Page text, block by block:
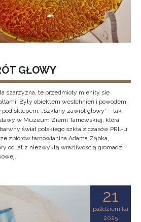
GŁOWY
szarzyzna, te przedmioty mieniły się
Były obiektem westchnień i powodem,
sklepem. „Szklany zawrót głowy” – tak
w Muzeum Ziemi Tarnowskiej, która
świat polskiego szkła z czasów PRL-u.
zbiorów tarnowianina Adama Ząbka,
od lat z niezwykłą wrażliwością gromadzi
21
października
2025